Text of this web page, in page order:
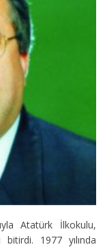
Atatürk İlkokulu,
1977 yılında